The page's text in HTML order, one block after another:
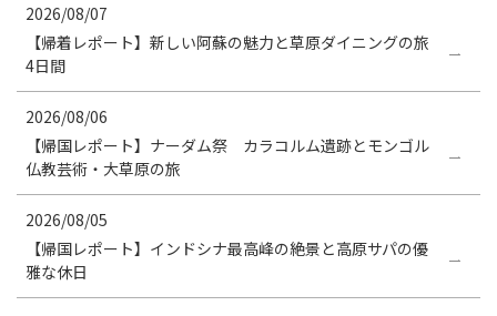
2026/08/07
【帰着レポート】新しい阿蘇の魅力と草原ダイニングの旅
4日間
2026/08/06
【帰国レポート】ナーダム祭 カラコルム遺跡とモンゴル
仏教芸術・大草原の旅
2026/08/05
【帰国レポート】インドシナ最高峰の絶景と高原サパの優
雅な休日